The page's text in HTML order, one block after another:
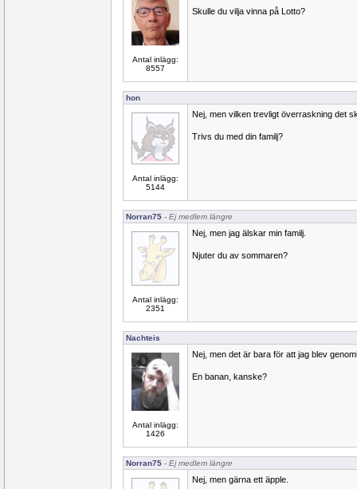
Antal inlägg:
8557
Skulle du vilja vinna på Lotto?
hon
Antal inlägg:
5144
Nej, men vilken trevligt överraskning det
Trivs du med din familj?
Norran75 - Ej medlem längre
Antal inlägg:
2351
Nej, men jag älskar min familj.
Njuter du av sommaren?
Nachteis
Antal inlägg:
1426
Nej, men det är bara för att jag blev
En banan, kanske?
Norran75 - Ej medlem längre
Nej, men gärna ett äpple.